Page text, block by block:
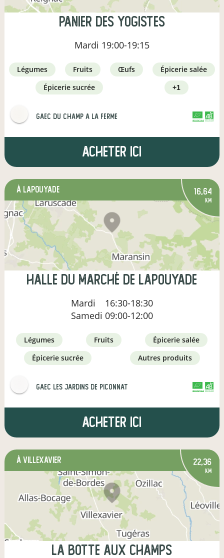
Panier des yogistes
Mardi 19:00-19:15
légumes fruits œufs
épicerie salée
épicerie sucrée
+1
gaec du champ a la ferme
Acheter ici
à Lapouyade 16,64
km
Halle du marché de Lapouyade
Mardi
16:30-18:30
Samedi 09:00-12:00
légumes fruits
épicerie salée
épicerie sucrée
autres produits
GAEC Les Jardins de Piconnat
Acheter ici
à Villexavier 22,36
km
LA BOTTE AUX CHAMPS